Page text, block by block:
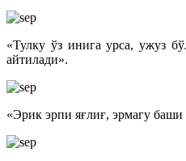
«Тулку ўз инига урса, ужуз
айтилади».
«Эрик эрпи яғлиғ, эрмагу